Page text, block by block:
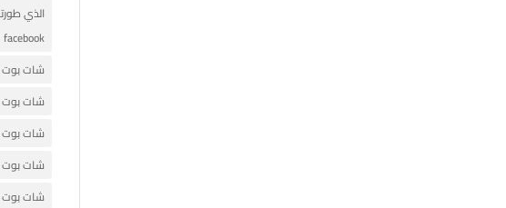
الذي
facebook
شات بوت
شات بوت
شات
شات بوت
شات